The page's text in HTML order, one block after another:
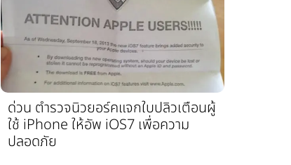
ด่วน ตำรวจนิวยอร์คแจกใบปลิวเตือนผู้
ใช้ iPhone ให้อัพ iOS7 เพื่อความ
ปลอดภัย